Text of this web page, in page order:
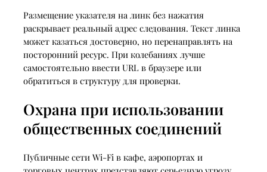
Размещение указателя на линк без нажатия
раскрывает реальный адрес следования. Текст линка
может казаться достоверно, но перенаправлять на
посторонний ресурс. При колебаниях лучше
самостоятельно ввести URL в браузере или
обратиться в структуру для проверки.
Охрана при использовании
общественных соединений
Публичные сети Wi-Fi в кафе, аэропортах и